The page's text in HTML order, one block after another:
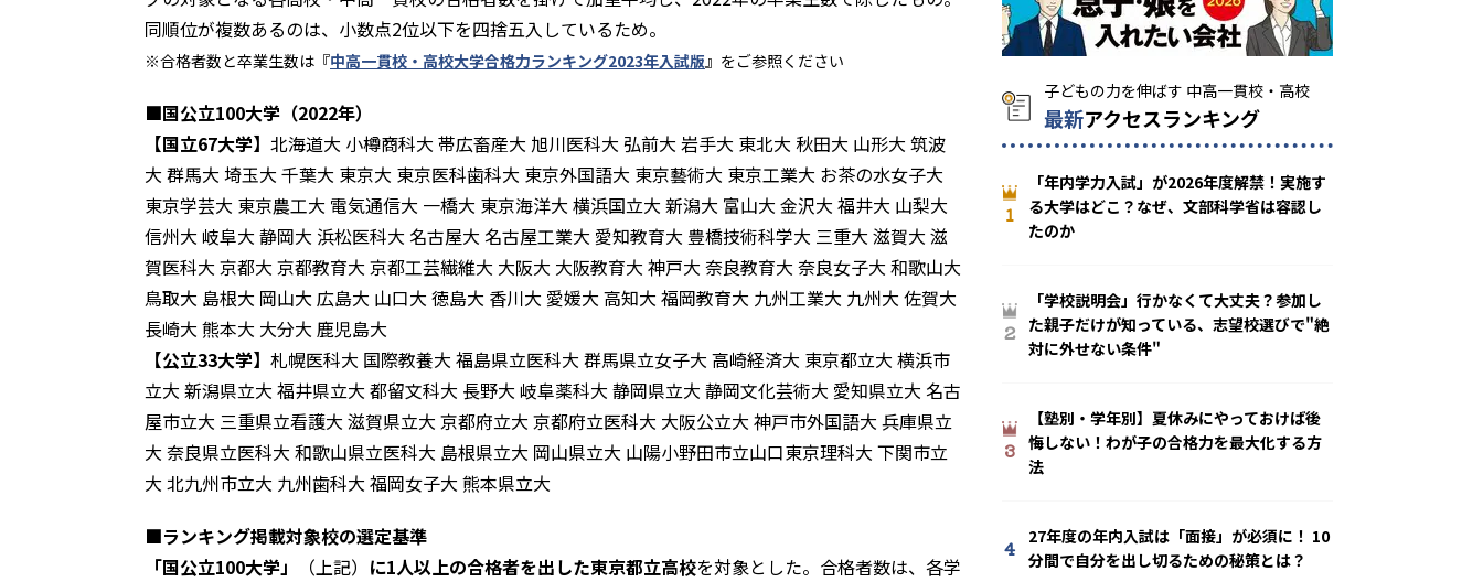
同順位が複数あるのは、小数点2位以下を四捨五入しているため。
※合格者数と卒業生数は『中高一貫校・高校大学合格力ランキング2023年入試版』をご参照ください
■国公立100大学（2022年）
【国立67大学】 北海道大 小樽商科大 帯広畜産大 旭川医科大 弘前大 岩手大 東北大 秋田大 山形大 筑波
大 群馬大 埼玉大 千葉大 東京大 東京医科歯科大 東京外国語大 東京藝術大 東京工業大 お茶の水女子大
東京学芸大 東京農工大 電気通信大 一橋大 東京海洋大 横浜国立大 新潟大 富山大 金沢大 福井大 山梨大
信州大 岐阜大 静岡大 浜松医科大 名古屋大 名古屋工業大 愛知教育大 豊橋技術科学大 三重大 滋賀大 滋
賀医科大 京都大 京都教育大 京都工芸繊維大 大阪大 大阪教育大 神戸大 奈良教育大 奈良女子大 和歌山大
鳥取大 島根大 岡山大 広島大 山口大 徳島大 香川大 愛媛大 高知大 福岡教育大 九州工業大 九州大 佐賀大
長崎大 熊本大 大分大 鹿児島大
【公立33大学】 札幌医科大 国際教養大 福島県立医科大 群馬県立女子大 高崎経済大 東京都立大 横浜市
立大 新潟県立大 福井県立大 都留文科大 長野大 岐阜薬科大 静岡県立大 静岡文化芸術大 愛知県立大 名古
屋市立大 三重県立看護大 滋賀県立大 京都府立大 京都府立医科大 大阪公立大 神戸市外国語大 兵庫県立
大 奈良県立医科大 和歌山県立医科大 島根県立大 岡山県立大 山陽小野田市立山口東京理科大 下関市立
大 北九州市立大 九州歯科大 福岡女子大 熊本県立大
■ランキング掲載対象校の選定基準
「国公立100大学」
（上記） に1人以上の合格者を出した東京都立高校を対象とした。合格者数は、各学
最新アクセスランキング
1
「年内学力入試」が2026年度解禁！実施す
る大学はどこ？なぜ、文部科学省は容認し
たのか
2
「学校説明会」行かなくて大丈夫？参加し
た親子だけが知っている、志望校選びで"絶
対に外せない条件"
3
【塾別・学年別】夏休みにやっておけば後
悔しない！わが子の合格力を最大化する方
法
4
27年度の年内入試は「面接」が必須に！ 10
分間で自分を出し切るための秘策とは？